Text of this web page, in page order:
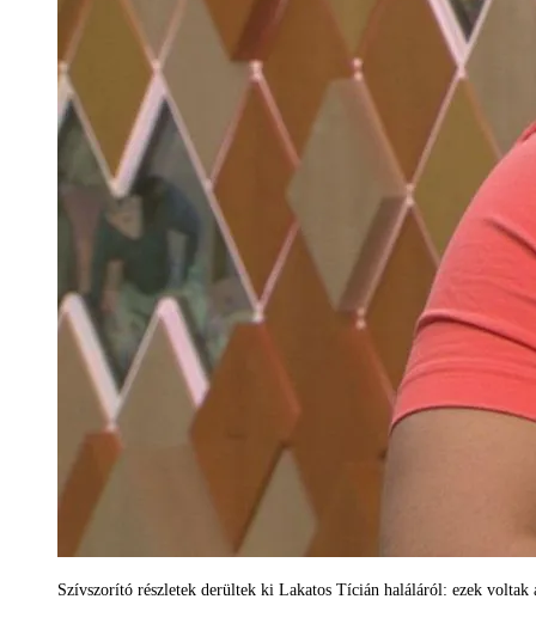
Szívszorító részletek derültek ki Lakatos Tícián haláláról: ezek